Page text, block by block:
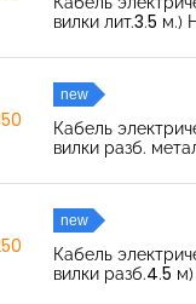
вилки лит.3.5 м.)
new
Кабель
вилки разб.
new
Кабель
вилки разб.4.5